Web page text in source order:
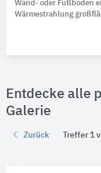
Wand- oder Fußboden
Wärmestrahlung
Entdecke alle
Galerie
Zurück Treffer 1